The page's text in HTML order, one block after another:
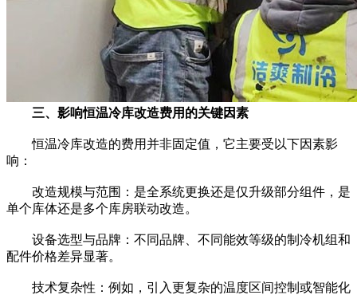
三、影响恒温冷库改造费用的关键因素
恒温冷库改造的费用并非固定值，它主要受以下因素影
响：
改造规模与范围：是全系统更换还是仅升级部分组件，是
单个库体还是多个库房联动改造。
设备选型与品牌：不同品牌、不同能效等级的制冷机组和
配件价格差异显著。
技术复杂性：例如，引入更复杂的温度区间控制或智能化